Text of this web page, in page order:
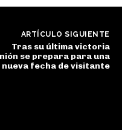
ARTÍCULO SIGUIENTE
Tras su última victoria
se prepara para una
nueva fecha de visitante